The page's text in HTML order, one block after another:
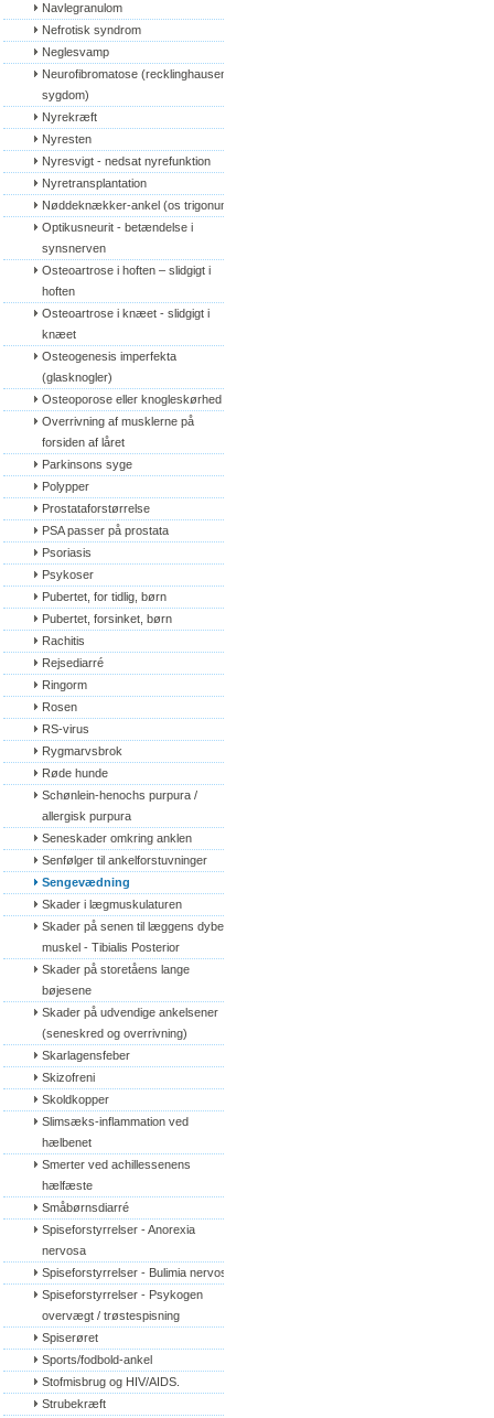
Navlegranulom
Nefrotisk syndrom
Neglesvamp
Neurofibromatose (recklinghausens
sygdom)
Nyrekræft
Nyresten
Nyresvigt - nedsat nyrefunktion
Nyretransplantation
Nøddeknækker-ankel (os trigonum)
Optikusneurit - betændelse i
synsnerven
Osteoartrose i hoften – slidgigt i
hoften
Osteoartrose i knæet - slidgigt i
knæet
Osteogenesis imperfekta
(glasknogler)
Osteoporose eller knogleskørhed
Overrivning af musklerne på
forsiden af låret
Parkinsons syge
Polypper
Prostataforstørrelse
PSA passer på prostata
Psoriasis
Psykoser
Pubertet, for tidlig, børn
Pubertet, forsinket, børn
Rachitis
Rejsediarré
Ringorm
Rosen
RS-virus
Rygmarvsbrok
Røde hunde
Schønlein-henochs purpura /
allergisk purpura
Seneskader omkring anklen
Senfølger til ankelforstuvninger
Sengevædning
Skader i lægmuskulaturen
Skader på senen til læggens dybe
muskel - Tibialis Posterior
Skader på storetåens lange
bøjesene
Skader på udvendige ankelsener
(seneskred og overrivning)
Skarlagensfeber
Skizofreni
Skoldkopper
Slimsæks-inflammation ved
hælbenet
Smerter ved achillessenens
hælfæste
Småbørnsdiarré
Spiseforstyrrelser - Anorexia
nervosa
Spiseforstyrrelser - Bulimia nervosa
Spiseforstyrrelser - Psykogen
overvægt / trøstespisning
Spiserøret
Sports/fodbold-ankel
Stofmisbrug og HIV/AIDS.
Strubekræft